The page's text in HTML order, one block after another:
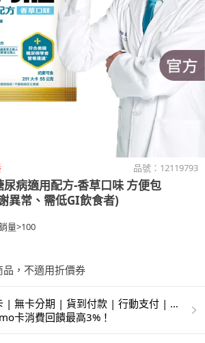
品號： 12119793
尿病適用配方-香草口味 方便包
異常、需低GI飲食者)
量>100
品，不適用折價券
| 無卡分期 | 貨到付款 | 行動支付 | 超
| ATM | 銀聯卡
卡消費回饋最高3%！